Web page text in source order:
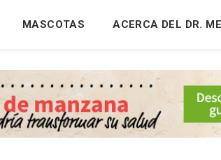
MASCOTAS ACERCA DEL DR.